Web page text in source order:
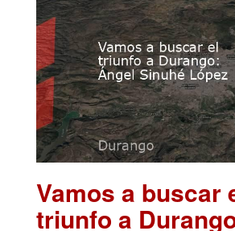
Vamos a buscar
triunfo a